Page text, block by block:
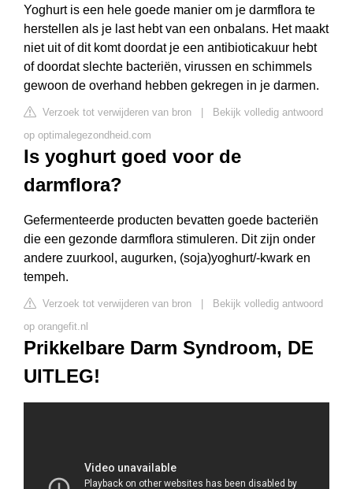
Yoghurt is een hele goede manier om je darmflora te
herstellen als je last hebt van een onbalans. Het maakt
niet uit of dit komt doordat je een antibioticakuur hebt
of doordat slechte bacteriën, virussen en schimmels
gewoon de overhand hebben gekregen in je darmen.
Verzoek tot verwijderen van bron
Bekijk volledig antwoord
op optimalegezondheid.com
Is yoghurt goed voor de
darmflora?
Gefermenteerde producten bevatten goede bacteriën
die een gezonde darmflora stimuleren. Dit zijn onder
andere zuurkool, augurken, (soja)yoghurt/-kwark en
tempeh.
Verzoek tot verwijderen van bron
Bekijk volledig antwoord
op orangefit.nl
Prikkelbare Darm Syndroom, DE
UITLEG!